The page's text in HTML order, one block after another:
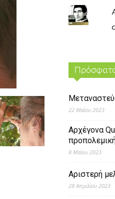
22 Μαΐου 2023
Αρχέγονα
8 Μαΐου 2023
Αριστερή
28 Απριλίου 2023